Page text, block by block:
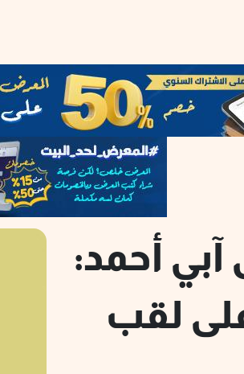
آبي أحمد:
لقب